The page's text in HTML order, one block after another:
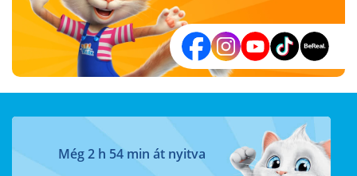
Még 2 h 54 min át nyitva